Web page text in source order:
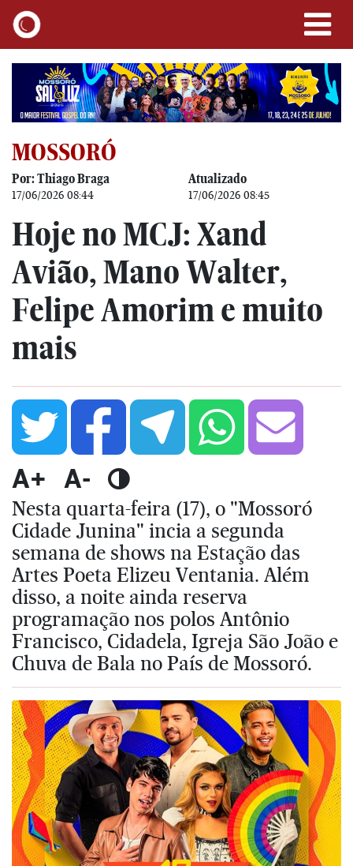
MOSSORÓ
Por: Thiago Braga
17/06/2026 08:44
Atualizado
17/06/2026 08:45
Hoje no MCJ: Xand
Avião, Mano Walter,
Felipe Amorim e muito
mais
A+ A-
Nesta quarta-feira (17), o "Mossoró
Cidade Junina" incia a segunda
semana de shows na Estação das
Artes Poeta Elizeu Ventania. Além
disso, a noite ainda reserva
programação nos polos Antônio
Francisco, Cidadela, Igreja São João e
Chuva de Bala no País de Mossoró.